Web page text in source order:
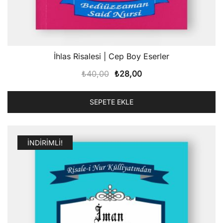
İhlas Risalesi | Cep Boy Eserler
₺40,00 Orijinal
₺40,00.
₺28,00Şu
₺28,00.
SEPETE EKLE
İNDIRIMLI!